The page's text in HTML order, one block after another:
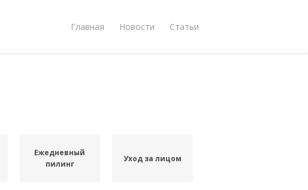
Главная Новости Статьи
Ежедневный
пилинг
Уход за лицом